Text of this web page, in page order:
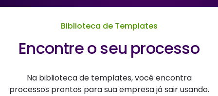
Biblioteca de Templates
Encontre o seu processo
Na biblioteca de templates, você encontra
processos prontos para sua empresa já sair usando.